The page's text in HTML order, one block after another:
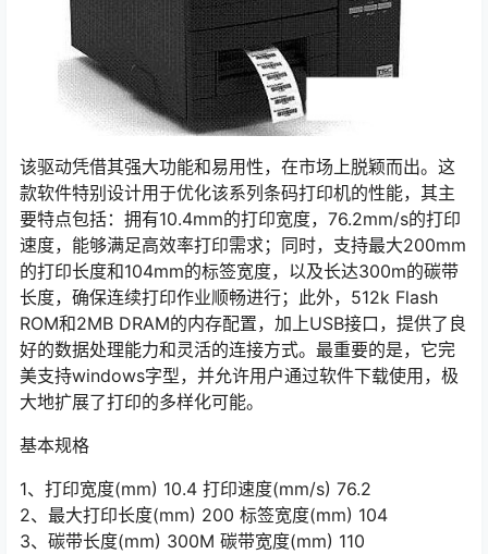
该驱动凭借其强大功能和易用性，在市场上脱颖而出。这
款软件特别设计用于优化该系列条码打印机的性能，其主
要特点包括：拥有10.4mm的打印宽度，76.2mm/s的打印
速度，能够满足高效率打印需求；同时，支持最大200mm
的打印长度和104mm的标签宽度，以及长达300m的碳带
长度，确保连续打印作业顺畅进行；此外，512k Flash
ROM和2MB DRAM的内存配置，加上USB接口，提供了良
好的数据处理能力和灵活的连接方式。最重要的是，它完
美支持windows字型，并允许用户通过软件下载使用，极
大地扩展了打印的多样化可能。
基本规格
1、打印宽度(mm) 10.4 打印速度(mm/s) 76.2
2、最大打印长度(mm) 200 标签宽度(mm) 104
3、碳带长度(mm) 300M 碳带宽度(mm) 110